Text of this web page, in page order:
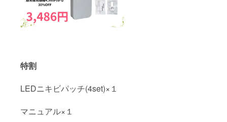
特割
LEDニキビパッチ(4set)×１
マニュアル×１